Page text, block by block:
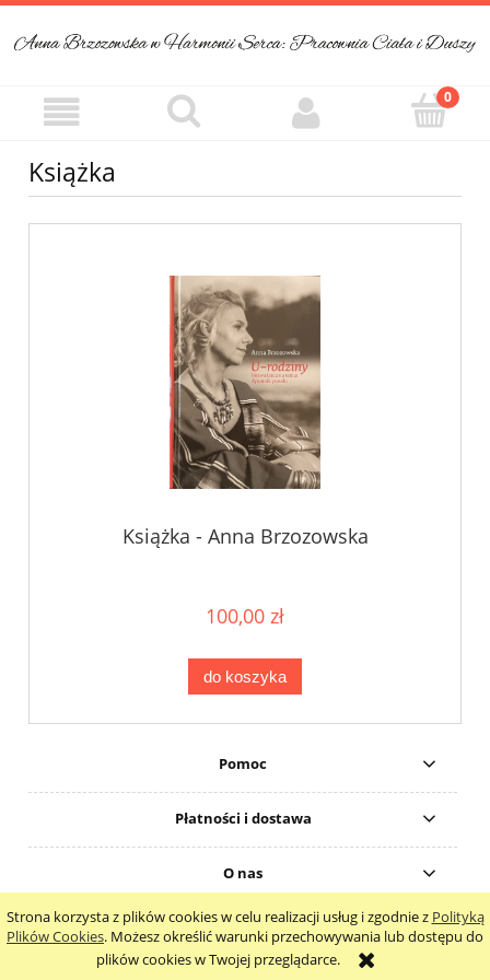
Strona korzysta z plików cookies w celu realizacji usług i zgodnie z Polityką
Plików Cookies. Możesz określić warunki przechowywania lub dostępu do
plików cookies w Twojej przeglądarce.
Książka
Książka - Anna Brzozowska
100,00 zł
do koszyka
Pomoc
Płatności i dostawa
O nas
pokaż pełną wersję strony
Sklep internetowy Shoper.pl